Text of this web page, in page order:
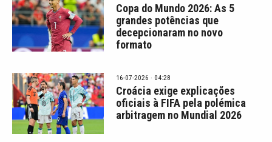
Copa do Mundo 2026: As 5
grandes potências que
decepcionaram no novo
formato
16-07-2026 · 04:28
Croácia exige explicações
oficiais à FIFA pela polémica
arbitragem no Mundial 2026